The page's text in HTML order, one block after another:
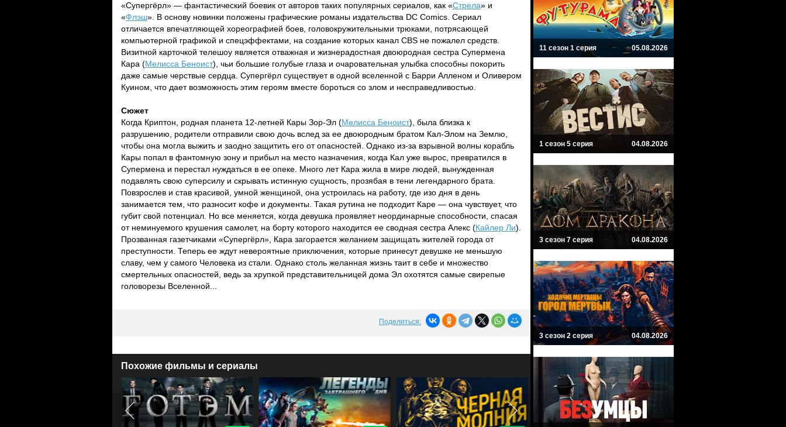
«Супергёрл» — фантастический боевик от авторов таких популярных сериалов, как «Стрела» и
«Флэш». В основу новинки положены графические романы издательства DC Comics. Сериал
отличается впечатляющей хореографией боев, головокружительными трюками, потрясающей
компьютерной графикой и спецэффектами, на создание которых канал CBS не пожалел средств.
Визитной карточкой телешоу является отважная и жизнерадостная двоюродная сестра Супермена
Кара (Мелисса Беноист), чьи большие голубые глаза и очаровательная улыбка способны покорить
даже самые черствые сердца. Супергёрл существует в одной вселенной с Барри Алленом и Оливером
Куином, что дает возможность этим героям вместе бороться со злом и несправедливостью.
Сюжет
Когда Криптон, родная планета 12-летней Кары Зор-Эл (Мелисса Беноист), была близка к
разрушению, родители отправили свою дочь вслед за ее двоюродным братом Кал-Элом на Землю,
чтобы она могла выжить и заодно защитить его от опасностей. Однако из-за взрывной волны корабль
Кары попал в фантомную зону и прибыл на место назначения, когда Кал уже вырос, превратился в
Супермена и перестал нуждаться в ее опеке. Много лет Кара жила в мире людей, вынужденная
подавлять свою суперсилу и скрывать истинную сущность, прозябая в тени легендарного брата.
Повзрослев и став красивой, умной женщиной, она устроилась на работу, где изо дня в день
занимается тем, что разносит кофе и документы. Такая рутина не подходит Каре — она чувствует, что
губит свой потенциал. Но все меняется, когда девушка проявляет неординарные способности, спасая
от неминуемого крушения самолет, на борту которого находится ее сводная сестра Алекс (Кайлер Ли).
Прозванная газетчиками «Супергёрл», Кара загорается желанием защищать жителей города от
преступности. Теперь ее ждут невероятные приключения, которые принесут девушке не меньшую
славу, чем у самого Человека из стали. Однако столь желанная жизнь таит в себе и множество
смертельных опасностей, ведь за хрупкой представительницей дома Эл охотятся самые свирепые
головорезы Вселенной...
Поделиться:
Похожие фильмы и сериалы
11 сезон 1 серия 05.08.2026
1 сезон 5 серия 04.08.2026
3 сезон 7 серия 04.08.2026
3 сезон 2 серия 04.08.2026